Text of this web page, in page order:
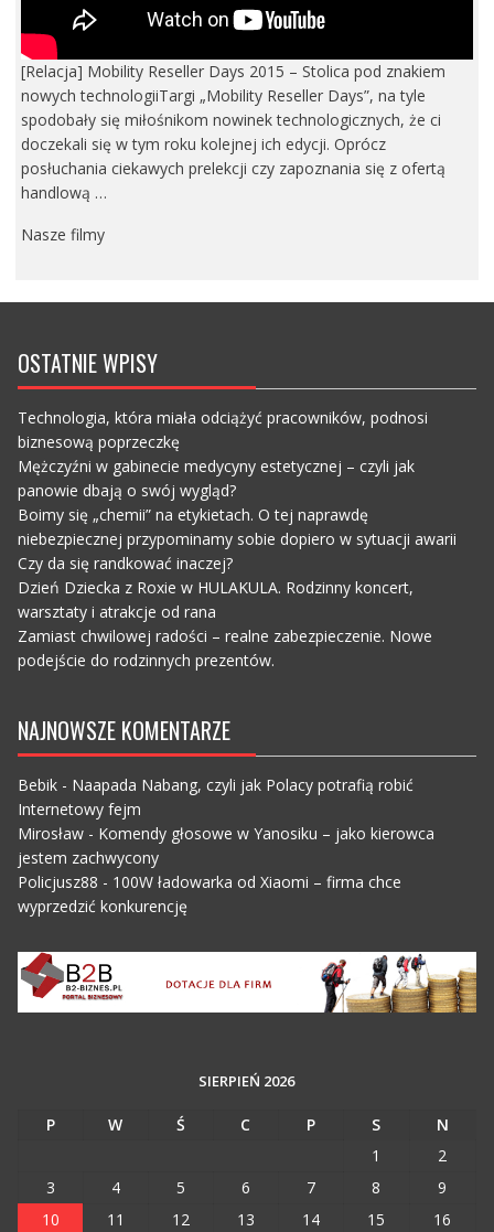
[Relacja] Mobility Reseller Days 2015 – Stolica pod znakiem
nowych technologiiTargi „Mobility Reseller Days”, na tyle
spodobały się miłośnikom nowinek technologicznych, że ci
doczekali się w tym roku kolejnej ich edycji. Oprócz
posłuchania ciekawych prelekcji czy zapoznania się z ofertą
handlową …
Nasze filmy
OSTATNIE WPISY
Technologia, która miała odciążyć pracowników, podnosi
biznesową poprzeczkę
Mężczyźni w gabinecie medycyny estetycznej – czyli jak
panowie dbają o swój wygląd?
Boimy się „chemii” na etykietach. O tej naprawdę
niebezpiecznej przypominamy sobie dopiero w sytuacji awarii
Czy da się randkować inaczej?
Dzień Dziecka z Roxie w HULAKULA. Rodzinny koncert,
warsztaty i atrakcje od rana
Zamiast chwilowej radości – realne zabezpieczenie. Nowe
podejście do rodzinnych prezentów.
NAJNOWSZE KOMENTARZE
Bebik- Naapada Nabang, czyli jak Polacy potrafią robić
Internetowy fejm
Mirosław- Komendy głosowe w Yanosiku – jako kierowca
jestem zachwycony
Policjusz88 - 100W ładowarka od Xiaomi – firma chce
wyprzedzić konkurencję
SIERPIEŃ 2026
P W Ś C P S
N
1
2
3
4 5 6 7 8
9
10
11 12 13 14 15 16